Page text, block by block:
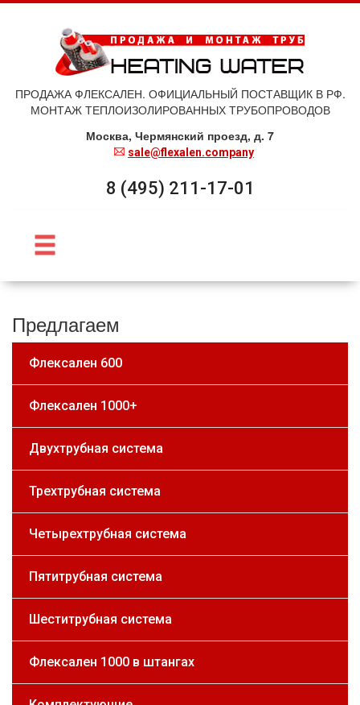
ПРОДАЖА ФЛЕКСАЛЕН. ОФИЦИАЛЬНЫЙ ПОСТАВЩИК В РФ.
МОНТАЖ ТЕПЛОИЗОЛИРОВАННЫХ ТРУБОПРОВОДОВ
Москва, Чермянский проезд, д. 7
sale@flexalen.company
8 (495) 211-17-01
Предлагаем
Флексален 600
Флексален 1000+
Двухтрубная система
Трехтрубная система
Четырехтрубная система
Пятитрубная система
Шеститрубная система
Флексален 1000 в штангах